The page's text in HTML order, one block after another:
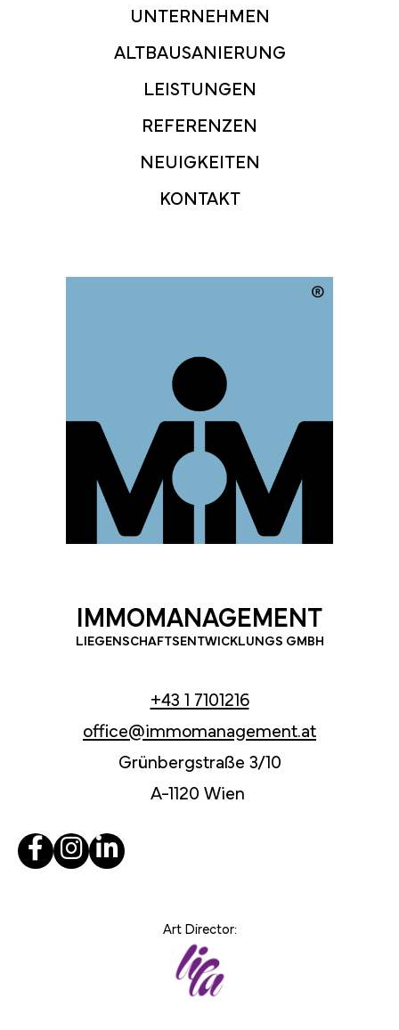
UNTERNEHMEN
ALTBAUSANIERUNG
LEISTUNGEN
REFERENZEN
NEUIGKEITEN
KONTAKT
IMMOMANAGEMENT
LIEGENSCHAFTSENTWICKLUNGS GMBH
+43 1 7101216
office@immomanagement.at
Grünbergstraße 3/10
A-1120 Wien
Art Director: